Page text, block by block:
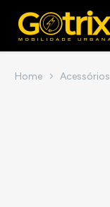
Home Acessórios